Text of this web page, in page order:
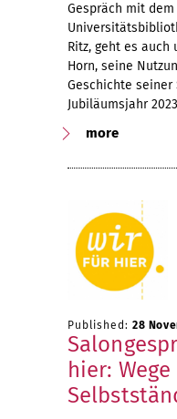
Gespräch mit
Ritz, geht es auch
Horn, seine
Geschichte seiner
Jubiläumsjahr
more
Published: 28
hier: